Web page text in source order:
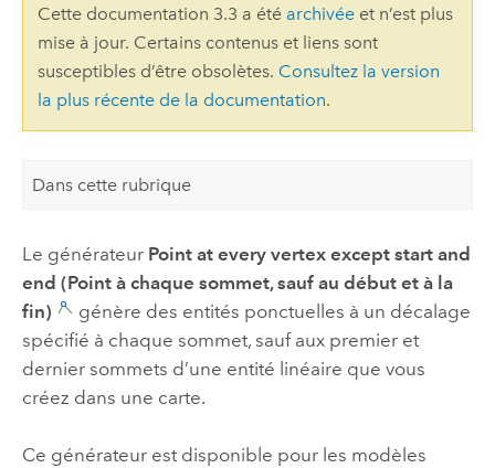
Cette documentation 3.3 a été archivéeet n’est plus
mise à jour. Certains contenus et liens sont
susceptibles d’être obsolètes. Consultez la version
la plus récente de la documentation.
Dans cette rubrique
Le générateur Point at every vertex except start and
end (Point à chaque sommet, sauf au début et à la
fin)
génère des entités ponctuelles à un décalage
spécifié à chaque sommet, sauf aux premier et
dernier sommets d’une entité linéaire que vous
créez dans une carte.
Ce générateur est disponible pour les modèles